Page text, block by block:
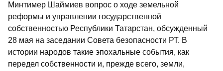
Минтимер Шаймиев вопрос о ходе земельной
реформы и управлении государственной
собственностью Республики Татарстан, обсужденный
28 мая на заседании Совета безопасности РТ. В
истории народов такие эпохальные события, как
передел собственности и, прежде всего, земли,